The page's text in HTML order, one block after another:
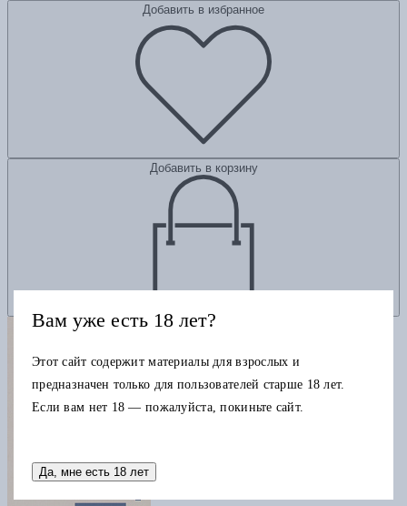
Добавить в избранное
Добавить в корзину
Вам уже есть 18 лет?
Этот сайт содержит материалы для взрослых и
предназначен только для пользователей старше 18 лет.
Если вам нет 18 — пожалуйста, покиньте сайт.
Да, мне есть 18 лет